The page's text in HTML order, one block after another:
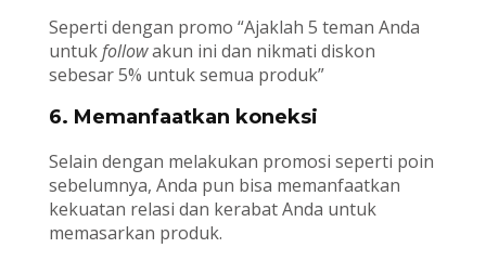
Seperti dengan promo “Ajaklah 5 teman Anda
untukfollowakun ini dan nikmati diskon
sebesar 5% untuk semua produk”
6. Memanfaatkan koneksi
Selain dengan melakukan promosi seperti poin
sebelumnya, Anda pun bisa memanfaatkan
kekuatan relasi dan kerabat Anda untuk
memasarkan produk.